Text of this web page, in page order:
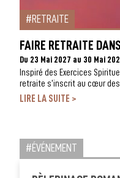
RETRAITE
FAIRE RETRAITE
Du 23 Mai 2027 au 30 Mai
Inspiré des Exercices
retraite s’inscrit au cœur des
>
ÉVÉNEMENT